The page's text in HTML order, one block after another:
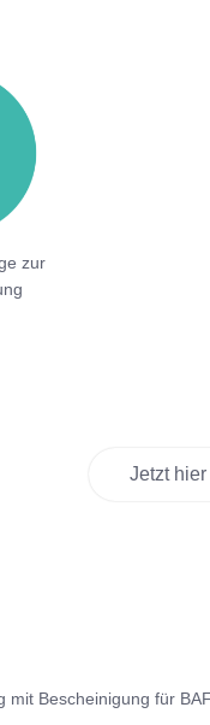
zur
Jetzt
Bescheinigung für